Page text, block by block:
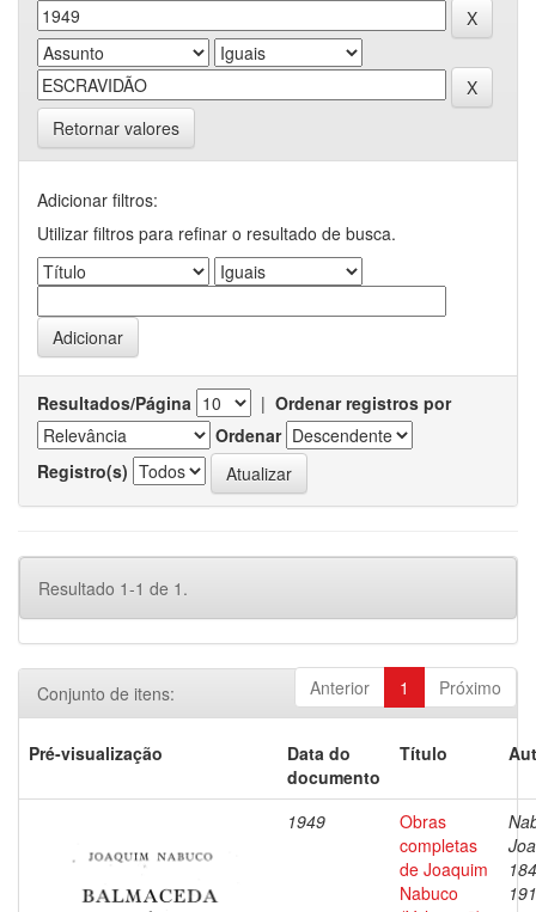
Retornar valores
Adicionar filtros:
Utilizar filtros para refinar o resultado de busca.
Resultados/Página | Ordenar registros por
Ordenar
Registro(s)
Resultado 1-1 de 1.
Anterior 1 Próximo
Conjunto de itens:
Pré-visualização
Data do
documento
Título
1949
Obras
completas
de Joaquim
Nabuco